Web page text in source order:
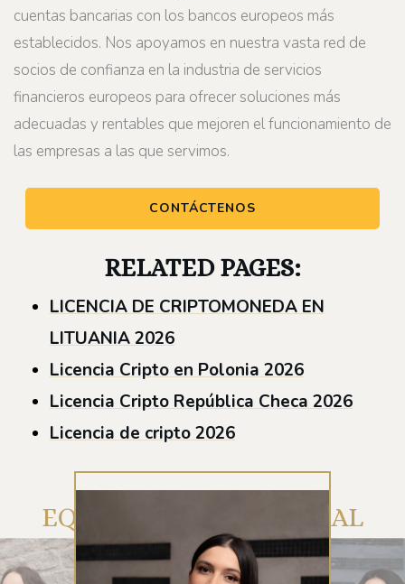
cuentas bancarias con los bancos europeos más
establecidos. Nos apoyamos en nuestra vasta red de
socios de confianza en la industria de servicios
financieros europeos para ofrecer soluciones más
adecuadas y rentables que mejoren el funcionamiento de
las empresas a las que servimos.
CONTÁCTENOS
RELATED PAGES:
LICENCIA DE CRIPTOMONEDA EN
LITUANIA 2026
Licencia Cripto en Polonia 2026
Licencia Cripto República Checa 2026
Licencia de cripto 2026
EQUIPO DE ATENCIÓN AL
CLIENTE DE RUE